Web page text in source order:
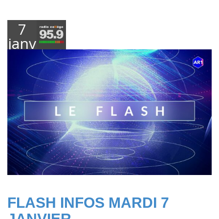
7
janvier
2025
FLASH INFOS MARDI 7